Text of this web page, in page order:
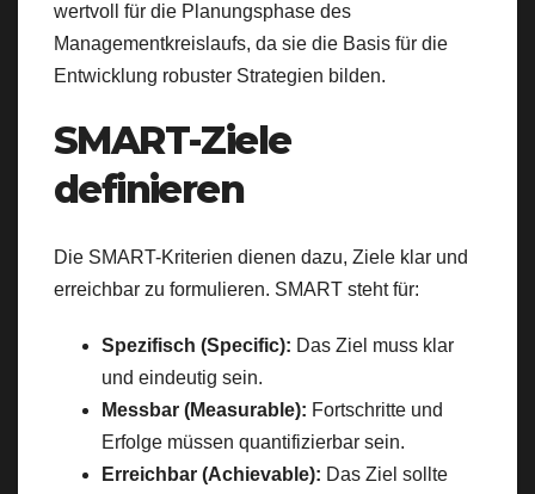
wertvoll für die Planungsphase des
Managementkreislaufs, da sie die Basis für die
Entwicklung robuster Strategien bilden.
SMART-Ziele
definieren
Die SMART-Kriterien dienen dazu, Ziele klar und
erreichbar zu formulieren. SMART steht für:
Spezifisch (Specific): Das Ziel muss klar
und eindeutig sein.
Messbar (Measurable): Fortschritte und
Erfolge müssen quantifizierbar sein.
Erreichbar (Achievable): Das Ziel sollte